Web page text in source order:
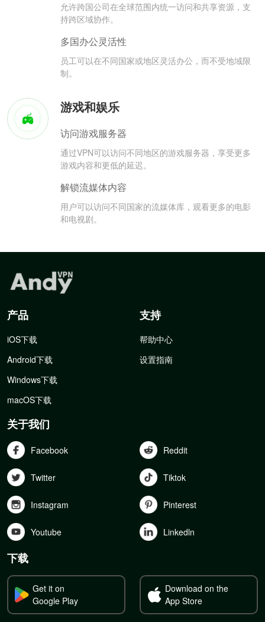
允许跨国公司在全球范围内统一访问和共享资源，支
持跨区域协作。
多国办公灵活性
员工可以在不同国家或地区灵活办公，而不受地域限
制。
游戏和娱乐
访问游戏服务器
通过VPN可以访问不同地区的游戏服务器，享受更多
游戏内容和更低的延迟。
解锁流媒体内容
用户可以访问不同国家的流媒体库，观看更多的电影
和电视剧。
产品
iOS下载
Android下载
Windows下载
macOS下载
支持
帮助中心
设置指南
关于我们
Facebook Reddit
Twitter Tiktok
Instagram Pinterest
Youtube Linkedln
下载
Get it on
Google Play
Download on the
App Store